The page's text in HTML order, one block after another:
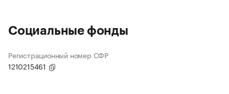
Социальные фонды
Регистрационный номер СФР
1210215461